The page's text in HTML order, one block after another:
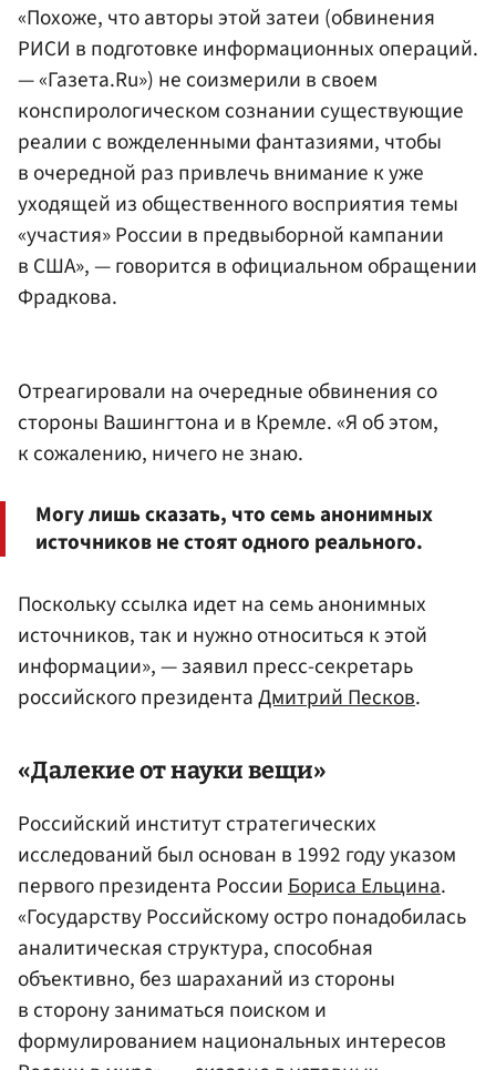
«Похоже, что авторы этой затеи (обвинения
РИСИ в подготовке информационных операций.
— «Газета.Ru») не соизмерили в своем
конспирологическом сознании существующие
реалии с вожделенными фантазиями, чтобы
в очередной раз привлечь внимание к уже
уходящей из общественного восприятия темы
«участия» России в предвыборной кампании
в США», — говорится в официальном обращении
Фрадкова.
Отреагировали на очередные обвинения со
стороны Вашингтона и в Кремле. «Я об этом,
к сожалению, ничего не знаю.
Могу лишь сказать, что семь анонимных
источников не стоят одного реального.
Поскольку ссылка идет на семь анонимных
источников, так и нужно относиться к этой
информации», — заявил пресс-секретарь
российского президентаДмитрий Песков.
«Далекие от науки вещи»
Российский институт стратегических
исследований был основан в 1992 году указом
первого президента РоссииБориса Ельцина.
«Государству Российскому остро понадобилась
аналитическая структура, способная
объективно, без шараханий из стороны
в сторону заниматься поиском и
формулированием национальных интересов